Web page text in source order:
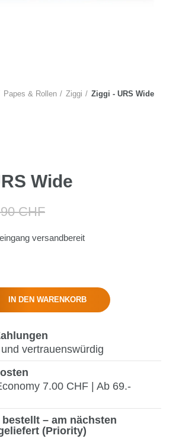
Papes & Rollen Ziggi Ziggi - URS Wide
Wide
CHF
versandbereit
IN DEN WARENKORB
vertrauenswürdig
7.00 CHF | Ab 69.-
bestellt – am nächsten
(Priority)